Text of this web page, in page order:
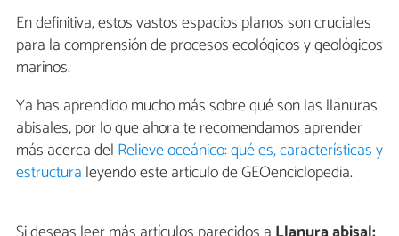
En definitiva, estos vastos espacios planos son cruciales
para la comprensión de procesos ecológicos y geológicos
marinos.
Ya has aprendido mucho más sobre qué son las llanuras
abisales, por lo que ahora te recomendamos aprender
más acerca del Relieve oceánico: qué es, características y
estructura leyendo este artículo de GEOenciclopedia.